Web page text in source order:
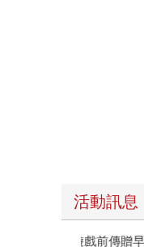
活動訊息
教場電影